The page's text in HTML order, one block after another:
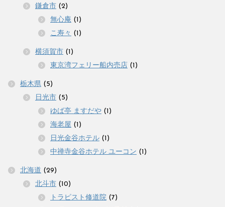
鎌倉市 (2)
無心庵 (1)
こ寿々 (1)
横須賀市 (1)
東京湾フェリー船内売店 (1)
栃木県 (5)
日光市 (5)
ゆば亭 ますだや (1)
海老屋 (1)
日光金谷ホテル (1)
中禅寺金谷ホテル ユーコン (1)
北海道 (29)
北斗市 (10)
トラピスト修道院 (7)